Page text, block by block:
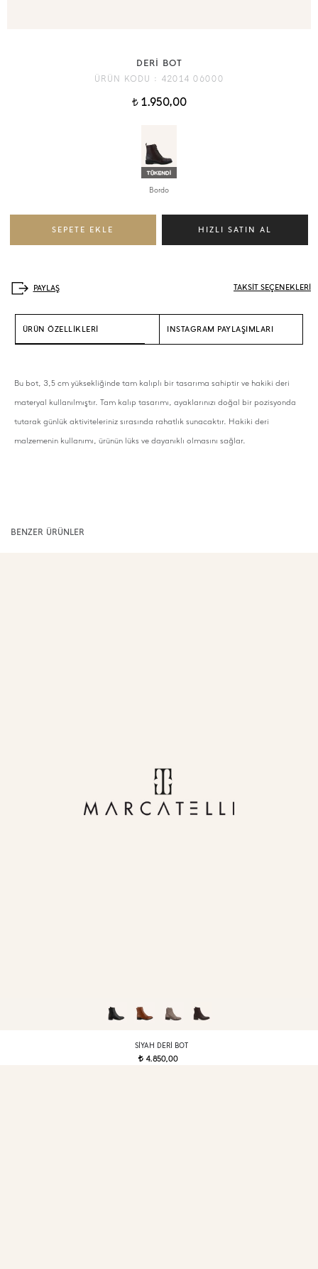
DERİ BOT
ÜRÜN KODU : 42014 06000
t1.950,00
Bordo
TAKSİT SEÇENEKLERİ
ÜRÜN ÖZELLİKLERİ INSTAGRAM PAYLAŞIMLARI
Bu bot, 3,5 cm yüksekliğinde tam kalıplı bir tasarıma sahiptir ve hakiki deri
materyal kullanılmıştır. Tam kalıp tasarımı, ayaklarınızı doğal bir pozisyonda
tutarak günlük aktiviteleriniz sırasında rahatlık sunacaktır. Hakiki deri
malzemenin kullanımı, ürünün lüks ve dayanıklı olmasını sağlar.
BENZER ÜRÜNLER
SIYAH DERI BOT
t 4.850,00